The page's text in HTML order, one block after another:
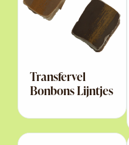
Transfervel
Bonbons Lijntjes